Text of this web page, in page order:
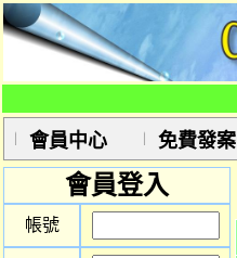
會員中心 免費發案
會員登入
帳號